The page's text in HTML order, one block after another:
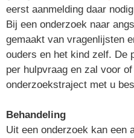
eerst aanmelding daar
Bij een onderzoek naar
gemaakt van vragenlijsten
ouders en het kind zelf. De
per hulpvraag en zal voor
onderzoekstraject met u
Behandeling
Uit een onderzoek kan een